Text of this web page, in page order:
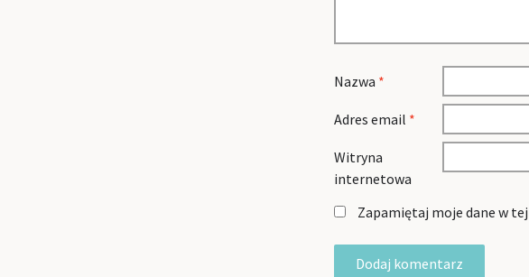
Nazwa *
Adres email *
Witryna
internetowa
Zapamiętaj moje dane w